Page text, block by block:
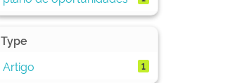
Type
Artigo
1